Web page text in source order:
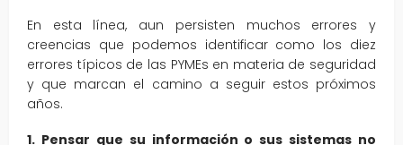
En esta línea, aun persisten muchos errores y
creencias que podemos identificar como los diez
errores típicos de las PYMEs en materia de seguridad
y que marcan el camino a seguir estos próximos
años.
1. Pensar que su información o sus sistemas no